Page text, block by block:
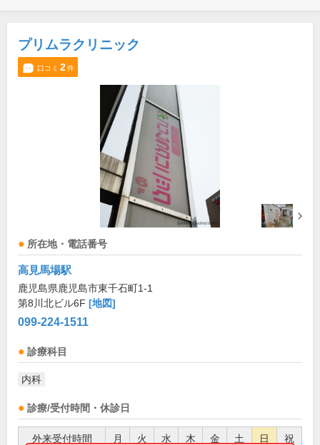
プリムラクリニック
口コミ 2件
所在地・電話番号
高見馬場駅
鹿児島県鹿児島市東千石町1-1
第8川北ビル6F [地図]
099-224-1511
診療科目
内科
診療/受付時間・休診日
外来受付時間 月 火 水 木 金 土 日 祝